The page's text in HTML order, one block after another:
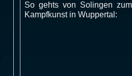
So gehts von Solingen
Kampfkunst in Wuppertal: